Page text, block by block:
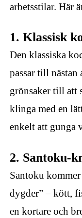
arbetsstilar. Här
1. Klassisk
Den klassiska
passar till
grönsaker till att
klinga med en
enkelt att gunga
2. Santoku-
Santoku
dygder” – kött,
en kortare och